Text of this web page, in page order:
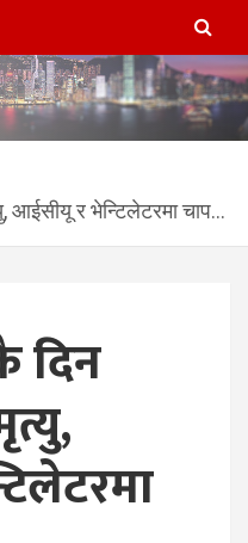
अनलाईन
com
आईसीयू र भेन्टिलेटरमा चाप…
दिन